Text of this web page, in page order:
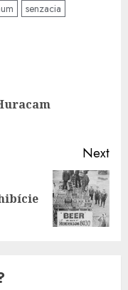
senzacia
Next